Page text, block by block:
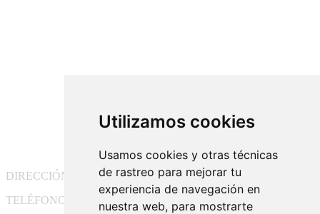
Utilizamos cookies
Usamos cookies y otras técnicas
de rastreo para mejorar tu
experiencia de navegación en
nuestra web, para mostrarte
DIRECCIÓN:
Pg. Vall d'Hebron, 119-129, 08035 Barcelona
TELÉFONO:
(+34) 93 175 15 55